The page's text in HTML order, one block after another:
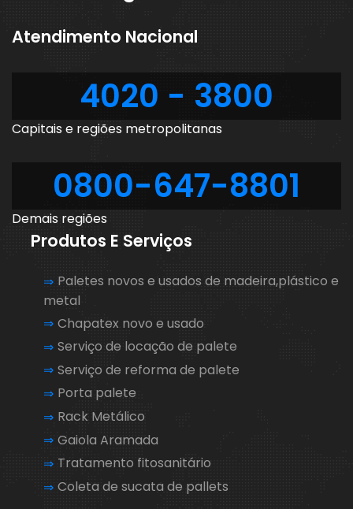
Atendimento Nacional
4020 - 3800
Capitais e regiões metropolitanas
0800-647-8801
Demais regiões
Produtos E Serviços
Paletes novos e usados de madeira,plástico e
metal
Chapatex novo e usado
Serviço de locação de palete
Serviço de reforma de palete
Porta palete
Rack Metálico
Gaiola Aramada
Tratamento fitosanitário
Coleta de sucata de pallets